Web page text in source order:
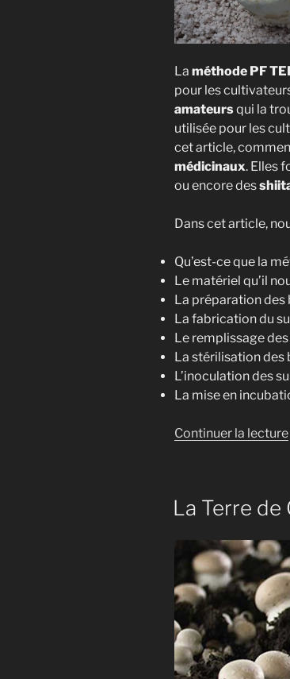
La méthode PF
pour les
amateursqui la
utilisée pour les
cet article,
médicinaux. Elles
ou encore des
Dans cet article,
Qu’est-ce que la
Le matériel qu’il
La préparation des
La fabrication du
Le remplissage
La stérilisation des
L’inoculation des
La mise en
Continuer la lecture
La Terre de